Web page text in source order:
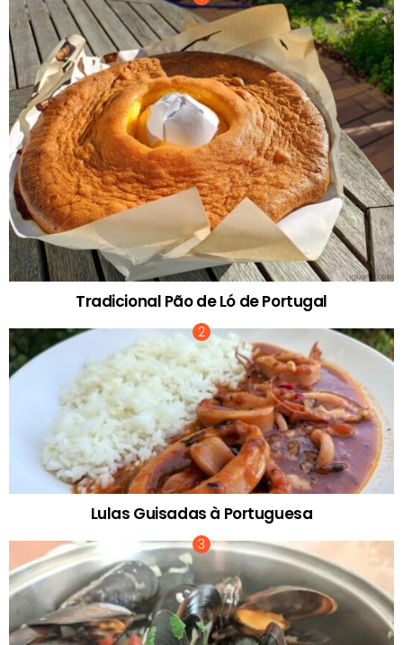
Tradicional Pão de Ló de Portugal
Lulas Guisadas à Portuguesa